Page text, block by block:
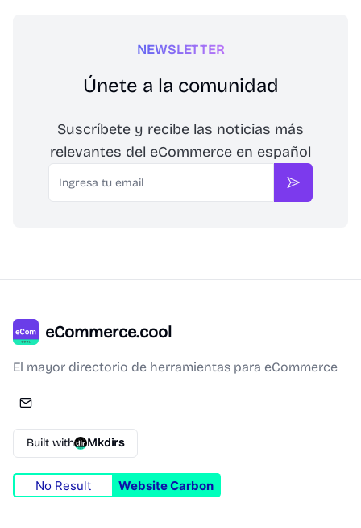
NEWSLETTER
Únete a la comunidad
Suscríbete y recibe las noticias más
relevantes del eCommerce en español
Email
Suscribirse
eCommerce.cool
El mayor directorio de herramientas para eCommerce
Built with Mkdirs
No Result Website Carbon